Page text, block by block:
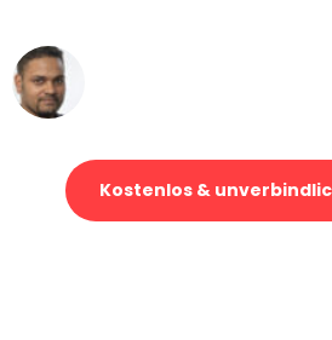
Kostenlos &